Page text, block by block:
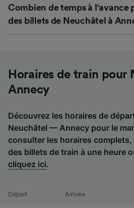
Combien de temps à l'avance
des billets de Neuchâtel à
Horaires de train pour
Annecy
Découvrez les horaires de
Neuchâtel — Annecy pour le
consulter les horaires
des billets de train à une heure
cliquez ici.
Départ Arrivée